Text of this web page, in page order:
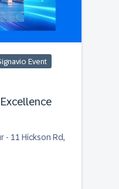
Event
- 11 Hickson Rd,